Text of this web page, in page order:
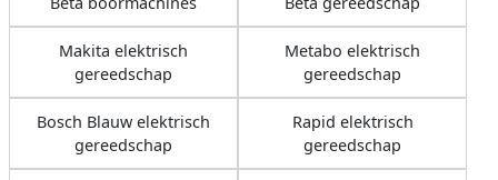
Makita elektrisch
gereedschap
Metabo elektrisch
gereedschap
Bosch Blauw elektrisch
gereedschap
Rapid elektrisch
gereedschap